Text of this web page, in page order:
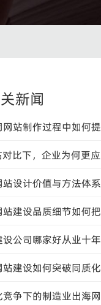
新闻
网站制作过程中如何
比下，企业为何更
站设计价值与方法体
站建设品质细节如何
设公司哪家好从业十
站建设如何突破同质
争下的制造业出海网